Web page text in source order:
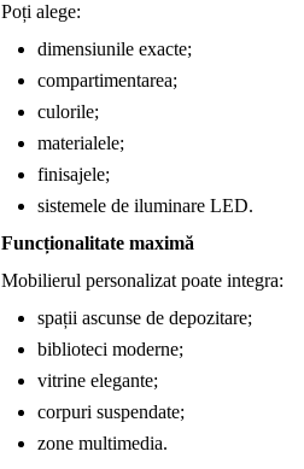
Poți alege:
dimensiunile exacte;
compartimentarea;
culorile;
materialele;
finisajele;
sistemele de iluminare LED.
Funcționalitate maximă
Mobilierul personalizat poate integra:
spații ascunse de depozitare;
biblioteci moderne;
vitrine elegante;
corpuri suspendate;
zone multimedia.